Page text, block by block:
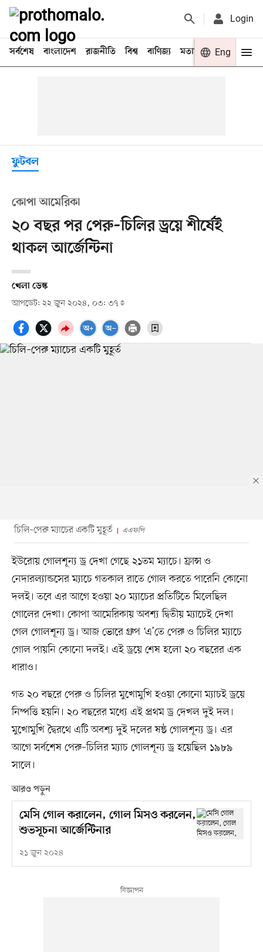
Login
সর্বশেষ বাংলাদেশ রাজনীতি বিশ্ব বাণিজ্য মতামত খেলা
Eng
ফুটবল
কোপা আমেরিকা
২০ বছর পর পেরু–চিলির ড্রয়ে শীর্ষেই
থাকল আর্জেন্টিনা
খেলা ডেস্ক
আপডেট: ২২ জুন ২০২৪, ০৩: ৩৭
চিলি–পেরু ম্যাচের একটি মুহূর্ত এএফপি
ইউরোয় গোলশূন্য ড্র দেখা গেছে ২১তম ম্যাচে। ফ্রান্স ও
নেদারল্যান্ডসের ম্যাচে গতকাল রাতে গোল করতে পারেনি কোনো
দলই। তবে এর আগে হওয়া ২০ ম্যাচের প্রতিটিতে মিলেছিল
গোলের দেখা। কোপা আমেরিকায় অবশ্য দ্বিতীয় ম্যাচেই দেখা
গেল গোলশূন্য ড্র। আজ ভোরে গ্রুপ ‘এ’তে পেরু ও চিলির ম্যাচে
গোল পায়নি কোনো দলই। এই ড্রয়ে শেষ হলো ২০ বছরের এক
ধারাও।
গত ২০ বছরে পেরু ও চিলির মুখোমুখি হওয়া কোনো ম্যাচই ড্রয়ে
নিষ্পত্তি হয়নি। ২০ বছরের মধ্যে এই প্রথম ড্র দেখল দুই দল।
মুখোমুখি দ্বৈরথে এটি অবশ্য দুই দলের ষষ্ঠ গোলশূন্য ড্র। এর
আগে সর্বশেষ পেরু–চিলির ম্যাচ গোলশূন্য ড্র হয়েছিল ১৯৮৯
সালে।
আরও পড়ুন
মেসি গোল করালেন, গোল মিসও করলেন,
শুভসূচনা আর্জেন্টিনার
২১ জুন ২০২৪